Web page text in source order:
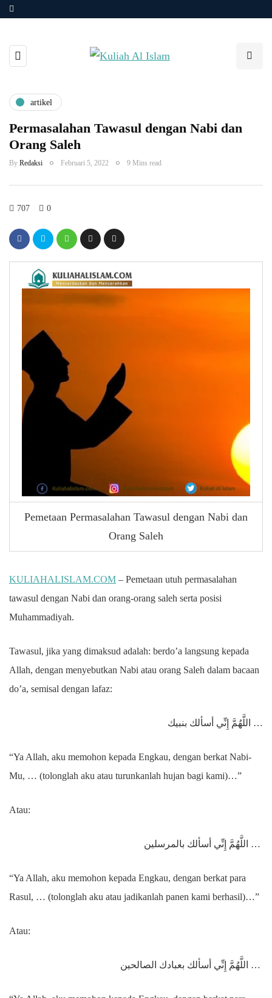
artikel
Permasalahan Tawasul dengan Nabi dan
Orang Saleh
By Redaksi Februari 5, 2022 9 Mins read
707 0
Pemetaan Permasalahan Tawasul dengan Nabi dan
Orang Saleh
KULIAHALISLAM.COM – Pemetaan utuh permasalahan
tawasul dengan Nabi dan orang-orang saleh serta posisi
Muhammadiyah.
Tawasul, jika yang dimaksud adalah: berdo’a langsung kepada
Allah, dengan menyebutkan Nabi atau orang Saleh dalam bacaan
do’a, semisal dengan lafaz:
اللَّهُمَّ إِنِّي أسألك بنبيك …
“Ya Allah, aku memohon kepada Engkau, dengan berkat Nabi-
Mu, … (tolonglah aku atau turunkanlah hujan bagi kami)…”
Atau:
اللَّهُمَّ إِنِّي أسألك بالمرسلين …
“Ya Allah, aku memohon kepada Engkau, dengan berkat para
Rasul, … (tolonglah aku atau jadikanlah panen kami berhasil)…”
Atau:
اللَّهُمَّ إِنِّي أسألك بعبادك الصالحين …